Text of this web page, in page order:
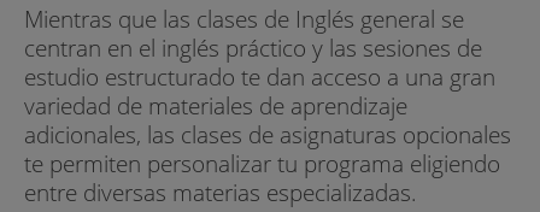
Mientras que las clases de Inglés general se
centran en el inglés práctico y las sesiones de
estudio estructurado te dan acceso a una gran
variedad de materiales de aprendizaje
adicionales, las clases de asignaturas opcionales
te permiten personalizar tu programa eligiendo
entre diversas materias especializadas.